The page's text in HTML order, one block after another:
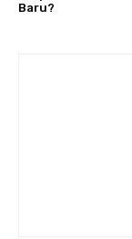
Baru?